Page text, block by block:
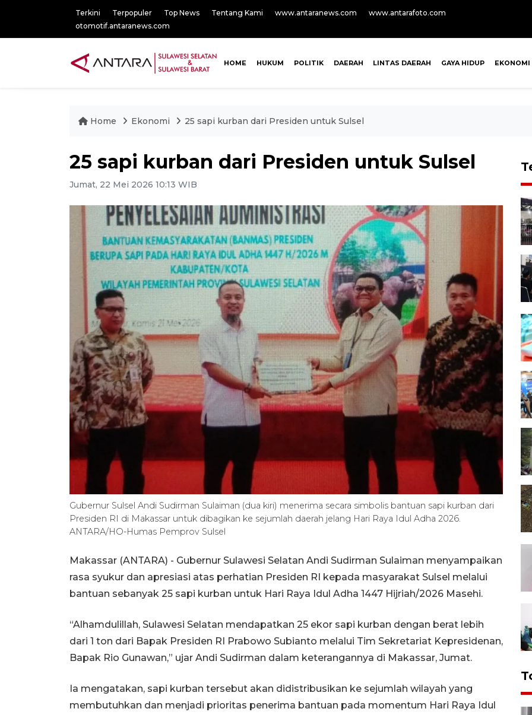
Terkini Terpopuler Top News Tentang Kami www.antaranews.com
www.antarafoto.com
otomotif.antaranews.com
HOME HUKUM POLITIK DAERAH LINTAS DAERAH GAYA HIDUP EKONOMI
Home Ekonomi 25 sapi kurban dari Presiden untuk Sulsel
25 sapi kurban dari Presiden untuk Sulsel
Jumat, 22 Mei 2026 10:13 WIB
Gubernur Sulsel Andi Sudirman Sulaiman (dua kiri) menerima secara simbolis bantuan sapi kurban dari
Presiden RI di Makassar untuk dibagikan ke sejumlah daerah jelang Hari Raya Idul Adha 2026.
ANTARA/HO-Humas Pemprov Sulsel
Makassar (ANTARA) - Gubernur Sulawesi Selatan Andi Sudirman Sulaiman menyampaikan
rasa syukur dan apresiasi atas perhatian Presiden RI kepada masyarakat Sulsel melalui
bantuan sebanyak 25 sapi kurban untuk Hari Raya Idul Adha 1447 Hijriah/2026 Masehi.
“Alhamdulillah, Sulawesi Selatan mendapatkan 25 ekor sapi kurban dengan berat lebih
dari 1 ton dari Bapak Presiden RI Prabowo Subianto melalui Tim Sekretariat Kepresidenan,
Bapak Rio Gunawan,” ujar Andi Sudirman dalam keterangannya di Makassar, Jumat.
Ia mengatakan, sapi kurban tersebut akan didistribusikan ke sejumlah wilayah yang
membutuhkan dan menjadi prioritas penerima bantuan pada momentum Hari Raya Idul